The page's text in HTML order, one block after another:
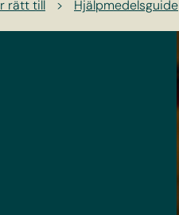
rätt till > Hjälpmedelsguide